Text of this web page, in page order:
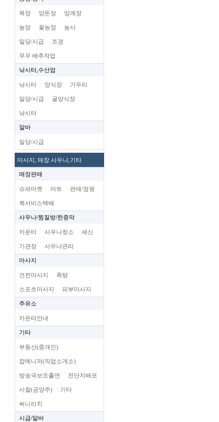
목장 양돈장 양계장
농장 꽃농장 농사
일당/시급 조경
무우 배추작업
낚시터,수산업
낚시터 양식장 가두리
일당/시급 굴양식장
낚시터
알바
일당/시급
마사지, 매장.사우나,기타
매장판매
슈퍼마켓 마트 판매/점원
퀵서비스택배
사우나/찜질방/한증막
카운터 사우나청소 세신
기관장 사우나관리
마사지
건전마사지 족탕
스포츠마사지 피부마사지
주유소
카운터안내
기타
부동산(중개인)
잡메니저(직업소개소)
방송국보조출연 전단지배포
사찰(공양주) 기타
써니리치
시급/알바